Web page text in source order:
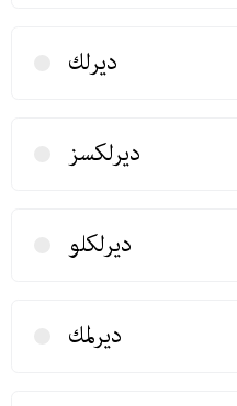
دیرلك
دیرلكسز
دیرلكلو
دیرلمك